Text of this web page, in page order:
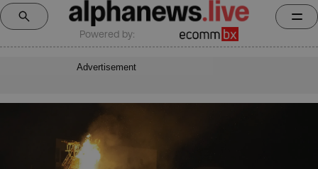
Powered by:
Advertisement